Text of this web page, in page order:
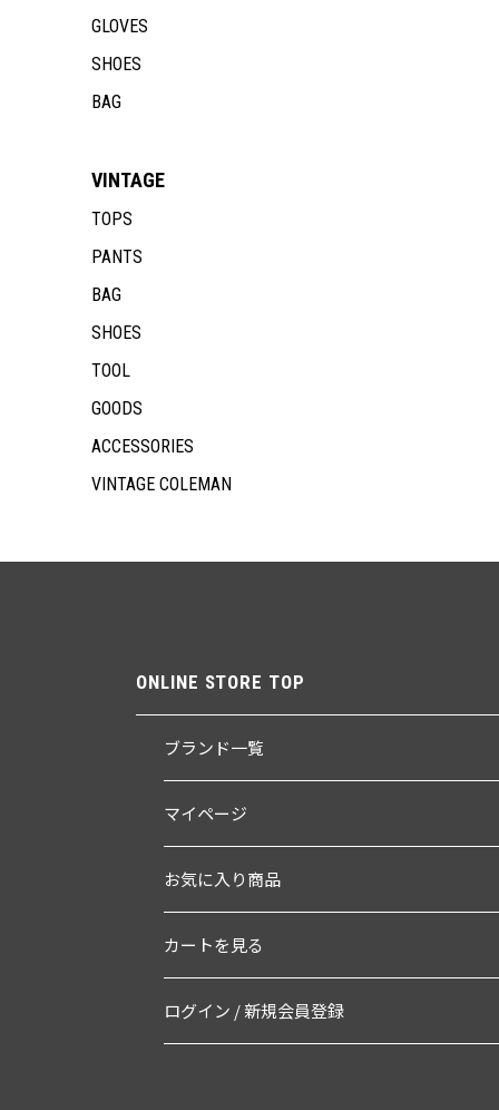
GLOVES
SHOES
BAG
VINTAGE
TOPS
PANTS
BAG
SHOES
TOOL
GOODS
ACCESSORIES
VINTAGE COLEMAN
ONLINE STORE TOP
ブランド一覧
マイページ
お気に入り商品
カートを見る
ログイン / 新規会員登録